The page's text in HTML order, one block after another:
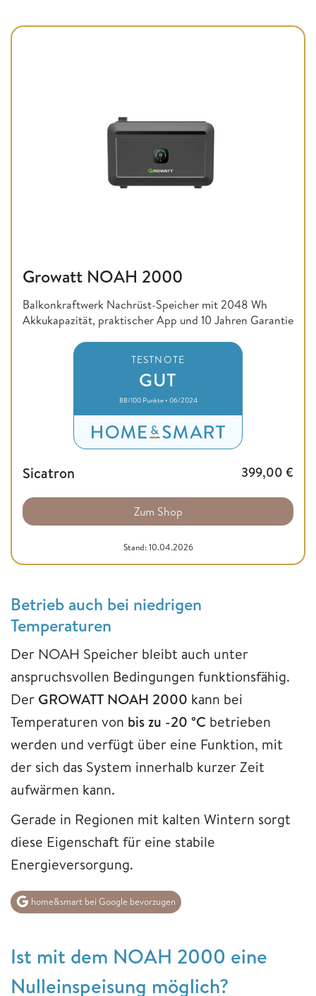
Growatt NOAH 2000
Balkonkraftwerk Nachrüst-Speicher mit 2048 Wh
Akkukapazität, praktischer App und 10 Jahren Garantie
TESTNOTE
GUT
88/100 Punkte • 06/2024
Sicatron 399,00 €
Zum Shop
Stand: 10.04.2026
Betrieb auch bei niedrigen
Temperaturen
Der NOAH Speicher bleibt auch unter
anspruchsvollen Bedingungen funktionsfähig.
Der GROWATT NOAH 2000 kann bei
Temperaturen von bis zu -20 °C betrieben
werden und verfügt über eine Funktion, mit
der sich das System innerhalb kurzer Zeit
aufwärmen kann.
Gerade in Regionen mit kalten Wintern sorgt
diese Eigenschaft für eine stabile
Energieversorgung.
home&smart bei Google bevorzugen
Ist mit dem NOAH 2000 eine
Nulleinspeisung möglich?